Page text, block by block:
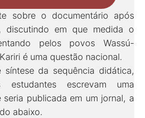
sobre o documentário após
discutindo em que medida o
pelos povos Wassú-
é uma questão nacional.
síntese da sequência didática,
escrevam uma
seria publicada em um jornal, a
abaixo.